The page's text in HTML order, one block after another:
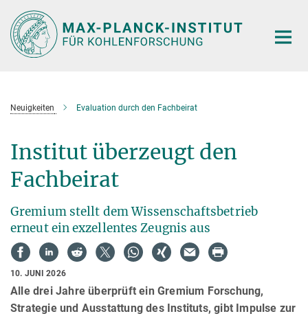
Hauptinhalt
Neuigkeiten Evaluation durch den Fachbeirat
Institut überzeugt den
Fachbeirat
Gremium stellt dem Wissenschaftsbetrieb
erneut ein exzellentes Zeugnis aus
10. JUNI 2026
Alle drei Jahre überprüft ein Gremium Forschung,
Strategie und Ausstattung des Instituts, gibt Impulse zur